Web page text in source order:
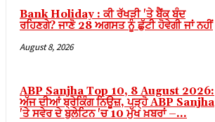
Bank Holiday : ਕੀ ਰੱਖੜੀ 'ਤੇ ਬੈਂਕ ਬੰਦ
ਰਹਿਣਗੇ? ਜਾਣੋ 28 ਅਗਸਤ ਨੂੰ ਛੁੱਟੀ ਹੋਵੇਗੀ ਜਾਂ ਨਹੀਂ
August 8, 2026
ABP Sanjha Top 10, 8 August 2026:
ਅੱਜ ਦੀਆਂ ਬ੍ਰੇਕਿੰਗ ਨਿਊਜ਼, ਪੜ੍ਹੋ ABP Sanjha
'ਤੇ ਸਵੇਰ ਦੇ ਬੁਲੇਟਿਨ 'ਚ 10 ਮੁੱਖ ਖ਼ਬਰਾਂ –...